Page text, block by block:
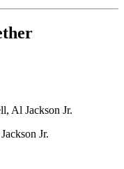
Al Jackson Jr.
Jr.